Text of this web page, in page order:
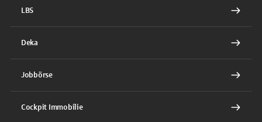
LBS
Deka
Jobbörse
Cockpit Immobilie